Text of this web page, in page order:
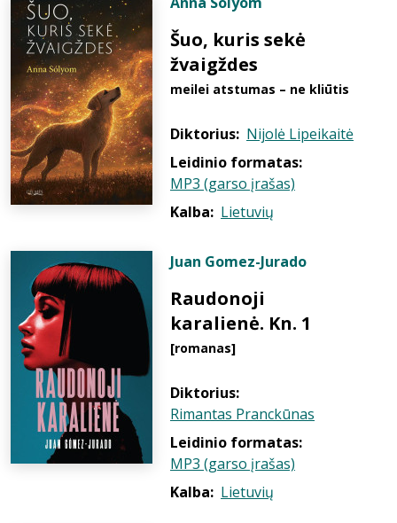
Šuo, kuris sekė
žvaigždes
meilei atstumas – ne kliūtis
Diktorius: Nijolė Lipeikaitė
Leidinio formatas:
MP3 (garso įrašas)
Kalba: Lietuvių
Juan Gomez-Jurado
Raudonoji
karalienė. Kn. 1
[romanas]
Diktorius:
Rimantas Pranckūnas
Leidinio formatas:
MP3 (garso įrašas)
Kalba: Lietuvių